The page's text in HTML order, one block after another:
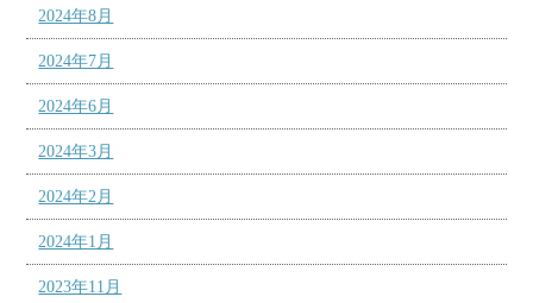
2024年8月
2024年7月
2024年6月
2024年3月
2024年2月
2024年1月
2023年11月